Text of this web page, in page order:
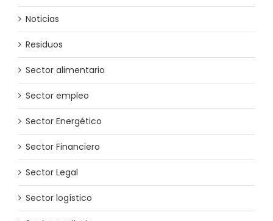
Noticias
Residuos
Sector alimentario
Sector empleo
Sector Energético
Sector Financiero
Sector Legal
Sector logístico